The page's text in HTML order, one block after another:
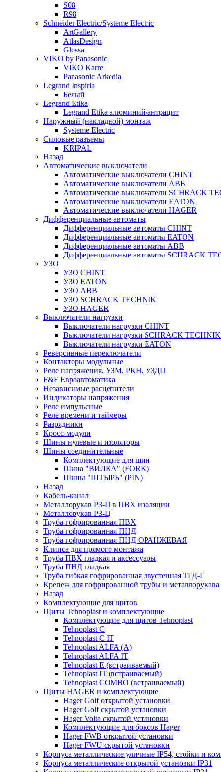
S08
R98
Schneider Electric/Systeme Electric
ArtGallery
AtlasDesign
Glossa
VIKO by Panasonic
VIKO Karre
Panasonic Arkedia
Legrand Inspiria
Белый
Legrand Etika
Legrand Etika алюминий/антрацит
Наружный (накладной) монтаж
Systeme Electric
Силовые разъемы
KRIPAL
Назад
Автоматические выключатели
Автоматические выключатели CHINT
Автоматические выключатели ABB
Автоматические выключатели SCHRACK
Автоматические выключатели EATON
Автоматические выключатели HAGER
Дифференциальные автоматы
Дифференциальные автоматы CHINT
Дифференциальные автоматы EATON
Дифференциальные автоматы ABB
Дифференциальные автоматы SCHRACK
УЗО
УЗО CHINT
УЗО EATON
УЗО ABB
УЗО SCHRACK TECHNIK
УЗО HAGER
Выключатели нагрузки
Выключатели нагрузки CHINT
Выключатели нагрузки SCHRACK TECHNIK
Выключатели нагрузки EATON
Реверсивные переключатели
Контакторы модульные
Реле напряжения, УЗМ, РКН, УЗДП
F&F Евроавтоматика
Независимые расцепители
Индикаторы напряжения
Реле импульсные
Реле времени и таймеры
Разрядники
Кросс-модули
Шины нулевые и изоляторы
Шины соединительные
Комплектующие для шин
Шина "ВИЛКА" (FORK)
Шины "ШТЫРЬ" (PIN)
Назад
Кабель-канал
Металлорукав РЗ-Ц в ПВХ изоляции
Металлорукав РЗ-Ц
Труба гофрированная ПВХ
Труба гофрированная ПНД
Труба гофрированная ПНД ОРАНЖЕВАЯ
Клипса для прямого монтажа
Труба ПВХ гладкая и аксессуары
Труба ПНД гладкая
Труба гибкая гофрированная двустенная ТГД-Г
Крепеж для гофрированной трубы и металлорукава
Назад
Комплектующие для щитов
Щиты Tehnoplast и комплектующие
Комплектующие для щитов Tehnoplast
Tehnoplast C
Tehnoplast C IT
Tehnoplast ALFA (А)
Tehnoplast ALFA IT
Tehnoplast E (встраиваемый)
Tehnoplast IT (встраиваемый)
Tehnoplast COMBO (встраиваемый)
Щиты HAGER и комплектующие
Hager Golf открытой установки
Hager Golf скрытой установки
Hager Volta скрытой установки
Комплектующие для боксов Hager
Hager FWB открытой установки
Hager FWU скрытой установки
Корпуса металлические уличные IP54, стойки и
Корпуса металлические открытой установки IP31